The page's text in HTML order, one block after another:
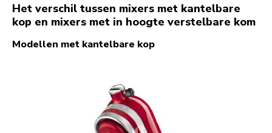
Het verschil tussen mixers met kantelbare
kop en mixers met in hoogte verstelbare kom
Modellen met kantelbare kop